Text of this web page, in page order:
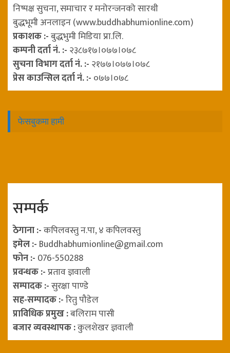
निष्पक्ष सुचना, समाचार र मनोरन्जनको सारथी
बुद्धभूमी अनलाइन (www.buddhabhumionline.com)
प्रकाशक :-बुद्धभुमी मिडिया प्रा.लि.
कम्पनी दर्ता नं. :- २३८७१७।०७७।०७८
सुचना विभाग दर्ता नं. :- २१७७।०७७।०७८
प्रेस काउन्सिल दर्ता नं. :- ०७७।०७८
फेसबुकमा हामी
सम्पर्क
ठेगाना :-कपिलवस्तु न.पा, ४ कपिलवस्तु
इमेल :- Buddhabhumionline@gmail.com
फोन :- 076-550288
प्रवन्धक :-प्रताव ज्ञवाली
सम्पादक :-सुरक्षा पाण्डे
सह-सम्पादक :-रितु पौडेल
प्राविधिक प्रमुख :बलिराम पासी
बजार व्यवस्थापक :कुलशेखर ज्ञवाली